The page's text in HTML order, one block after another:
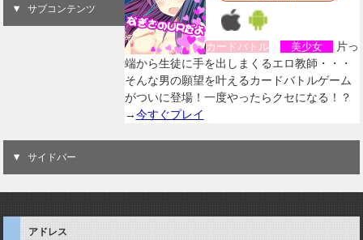
カードバトル 美少女
片っ
端から生徒に手を出しまくるエロ教師・・・
そんな男の願望を叶えるカードバトルゲーム
がついに登場！一度やったらクセになる！？
→今すぐプレイ
サブコンテンツ
サイドバー
アドレス